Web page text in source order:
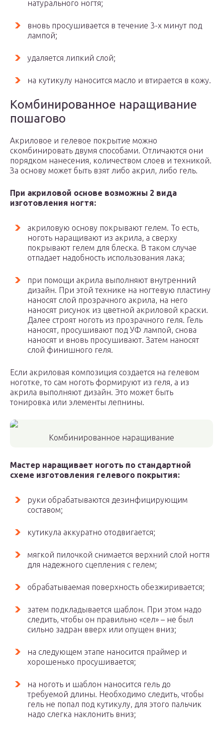
натурального ногтя;
вновь просушивается в течение 3-х минут под
лампой;
удаляется липкий слой;
на кутикулу наносится масло и втирается в кожу.
Комбинированное наращивание
пошагово
Акриловое и гелевое покрытие можно
скомбинировать двумя способами. Отличаются они
порядком нанесения, количеством слоев и техникой.
За основу может быть взят либо акрил, либо гель.
При акриловой основе возможны 2 вида
изготовления ногтя:
акриловую основу покрывают гелем. То есть,
ноготь наращивают из акрила, а сверху
покрывают гелем для блеска. В таком случае
отпадает надобность использования лака;
при помощи акрила выполняют внутренний
дизайн. При этой технике на ногтевую пластину
наносят слой прозрачного акрила, на него
наносят рисунок из цветной акриловой краски.
Далее строят ноготь из прозрачного геля. Гель
наносят, просушивают под УФ лампой, снова
наносят и вновь просушивают. Затем наносят
слой финишного геля.
Если акриловая композиция создается на гелевом
ноготке, то сам ноготь формируют из геля, а из
акрила выполняют дизайн. Это может быть
тонировка или элементы лепнины.
Комбинированное наращивание
Мастер наращивает ноготь по стандартной
схеме изготовления гелевого покрытия:
руки обрабатываются дезинфицирующим
составом;
кутикула аккуратно отодвигается;
мягкой пилочкой снимается верхний слой ногтя
для надежного сцепления с гелем;
обрабатываемая поверхность обезжиривается;
затем подкладывается шаблон. При этом надо
следить, чтобы он правильно «сел» – не был
сильно задран вверх или опущен вниз;
на следующем этапе наносится праймер и
хорошенько просушивается;
на ноготь и шаблон наносится гель до
требуемой длины. Необходимо следить, чтобы
гель не попал под кутикулу, для этого пальчик
надо слегка наклонить вниз;